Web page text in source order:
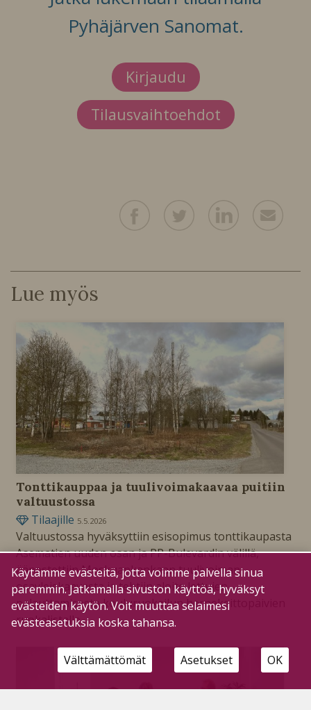
Pyhäjärven Sanomat.
Kirjaudu
Tilausvaihtoehdot
Lue myös
Tonttikauppaa ja tuulivoimakaavaa puitiin
valtuustossa
Tilaajille 5.5.2026
Valtuustossa hyväksyttiin esisopimus tonttikaupasta
Asematien uuden osan ja PP-Bulevardin välillä,
äänestettiin Moskuankankaan tuulivoiman
osayleiskaavasta ja tehtiin aloite lettujen
palauttamisesta kouluruokailun hernekeittopäivien
ruokalistalle.
Käytämme evästeitä, jotta voimme palvella sinua
paremmin. Jatkamalla sivuston käyttöä, hyväksyt
evästeiden käytön. Voit muuttaa selaimesi
evästeasetuksia koska tahansa.
Välttämättömät Asetukset OK